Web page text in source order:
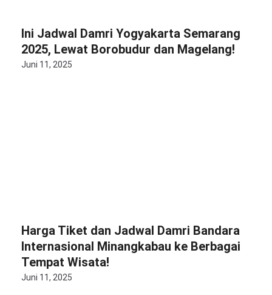
Ini Jadwal Damri Yogyakarta Semarang
2025, Lewat Borobudur dan Magelang!
Juni 11, 2025
Harga Tiket dan Jadwal Damri Bandara
Internasional Minangkabau ke Berbagai
Tempat Wisata!
Juni 11, 2025